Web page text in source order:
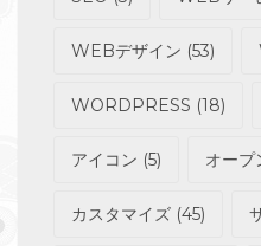
WEBデザイン (53)
WORDPRESS (18)
アイコン (5) オープ
カスタマイズ (45)